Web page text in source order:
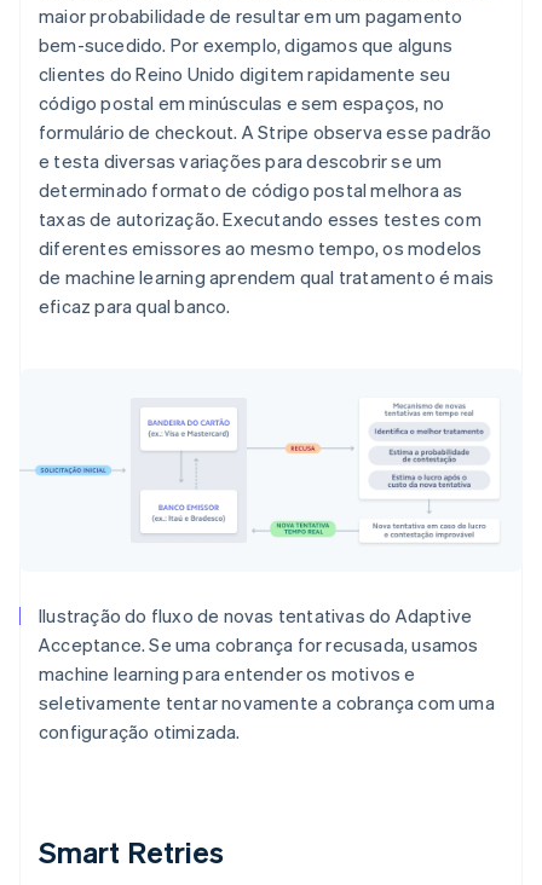
maior probabilidade de resultar em um pagamento
bem-sucedido. Por exemplo, digamos que alguns
clientes do Reino Unido digitem rapidamente seu
código postal em minúsculas e sem espaços, no
formulário de checkout. A Stripe observa esse padrão
e testa diversas variações para descobrir se um
determinado formato de código postal melhora as
taxas de autorização. Executando esses testes com
diferentes emissores ao mesmo tempo, os modelos
de machine learning aprendem qual tratamento é mais
eficaz para qual banco.
Ilustração do fluxo de novas tentativas do Adaptive
Acceptance. Se uma cobrança for recusada, usamos
machine learning para entender os motivos e
seletivamente tentar novamente a cobrança com uma
configuração otimizada.
Smart Retries